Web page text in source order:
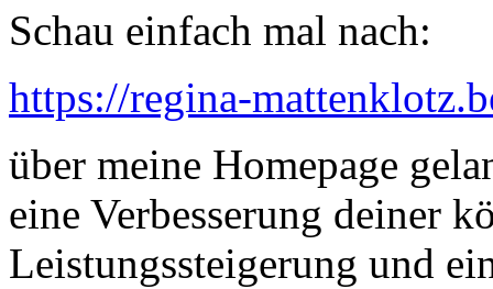
Schau einfach mal nach:
https://regina-
über meine Homepage
eine Verbesserung deiner
Leistungssteigerung und